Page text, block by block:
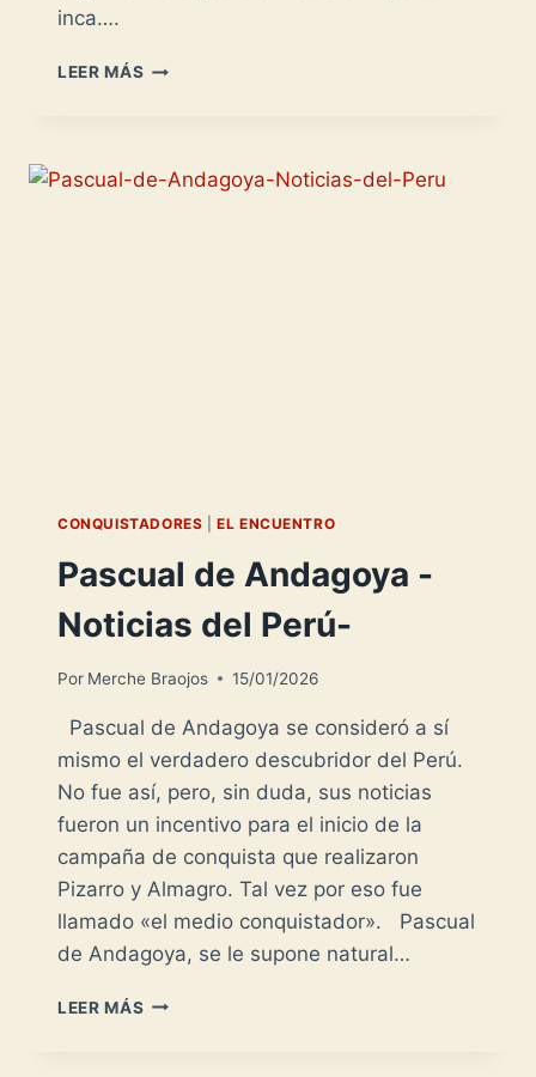
inca….
LEER MÁS HERNANDO
EL
ACUERDO
CONQUISTADORES |EL ENCUENTRO
Pascual de Andagoya -
Noticias del Perú-
Por Merche Braojos 15/01/2026
Pascual de Andagoya se consideró a sí
mismo el verdadero descubridor del Perú.
No fue así, pero, sin duda, sus noticias
fueron un incentivo para el inicio de la
campaña de conquista que realizaron
Pizarro y Almagro. Tal vez por eso fue
llamado «el medio conquistador». Pascual
de Andagoya, se le supone natural…
LEER MÁS PASCUAL